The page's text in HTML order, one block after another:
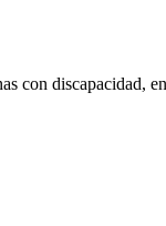
con discapacidad,